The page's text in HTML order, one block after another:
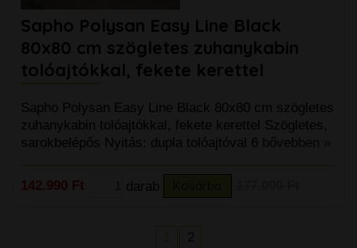
Sapho Polysan Easy Line Black
80x80 cm szögletes zuhanykabin
tolóajtókkal, fekete kerettel
Sapho Polysan Easy Line Black 80x80 cm szögletes
zuhanykabin tolóajtókkal, fekete kerettel Szögletes,
sarokbelépős Nyitás: dupla tolóajtóval 6 bővebben »
142.990 Ft darab
2